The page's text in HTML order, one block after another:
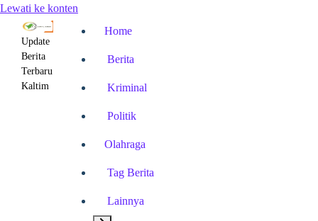
Lewati ke konten
Update
Berita
Terbaru
Kaltim
Home
Berita
Kriminal
Politik
Olahraga
Tag Berita
Lainnya